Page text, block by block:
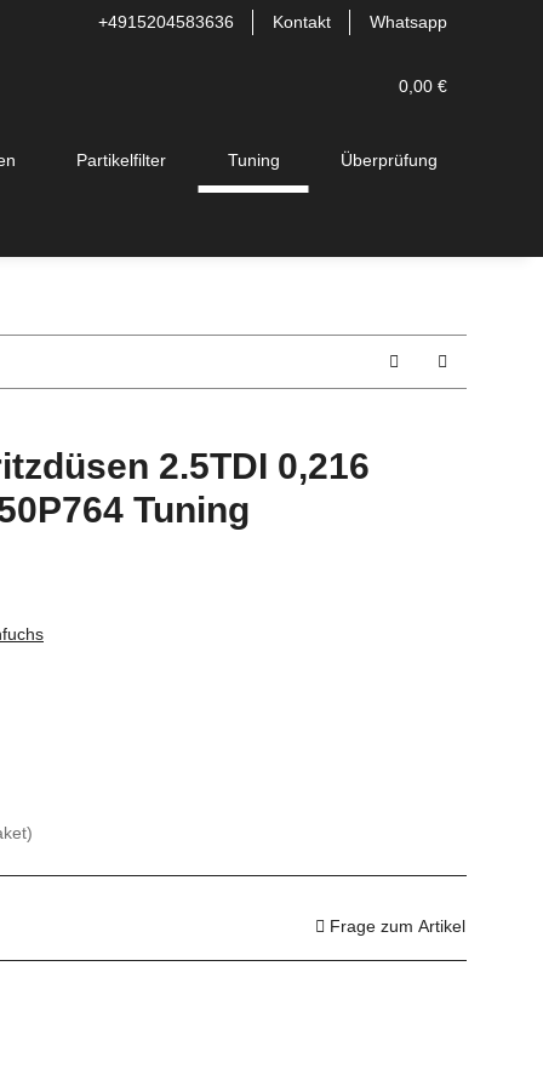
+4915204583636 Kontakt Whatsapp
0,00 €
Partikelfilter Tuning Überprüfung
2.5TDI 0,216
Tuning
Frage zum Artikel